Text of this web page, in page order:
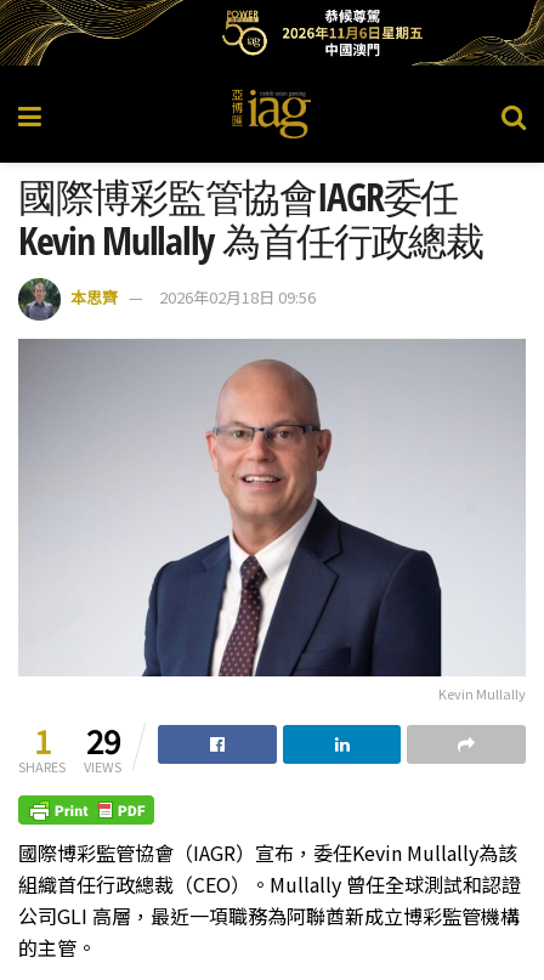
國際博彩監管協會IAGR委任
Kevin Mullally 為首任行政總裁
本思齊 2026年02月18日 09:56
Kevin Mullally
1
SHARES
29
VIEWS
國際博彩監管協會（IAGR）宣布，委任Kevin Mullally為該
組織首任行政總裁（CEO）。Mullally 曾任全球測試和認證
公司GLI 高層，最近一項職務為阿聯酋新成立博彩監管機構
的主管。